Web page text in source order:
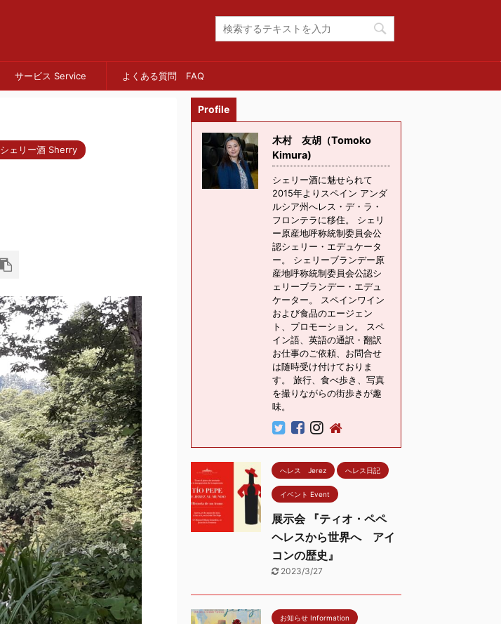
サービス Service よくある質問 FAQ
シェリー酒 Sherry
Profile
木村 友胡（Tomoko
Kimura)
シェリー酒に魅せられて
2015年よりスペイン アンダ
ルシア州へレス・デ・ラ・
フロンテラに移住。 シェリ
ー原産地呼称統制委員会公
認シェリー・エデュケータ
ー。 シェリーブランデー原
産地呼称統制委員会公認シ
ェリーブランデー・エデュ
ケーター。 スペインワイン
および食品のエージェン
ト、プロモーション。 スペ
イン語、英語の通訳・翻訳
お仕事のご依頼、お問合せ
は随時受け付けておりま
す。 旅行、食べ歩き、写真
を撮りながらの街歩きが趣
味。
へレス Jerez へレス日記
イベント Event
展示会 『ティオ・ペペ
ヘレスから世界へ アイ
コンの歴史』
2023/3/27
お知らせ Information